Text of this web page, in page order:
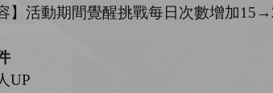
】活動期間覺醒挑戰每日次數增加
UP